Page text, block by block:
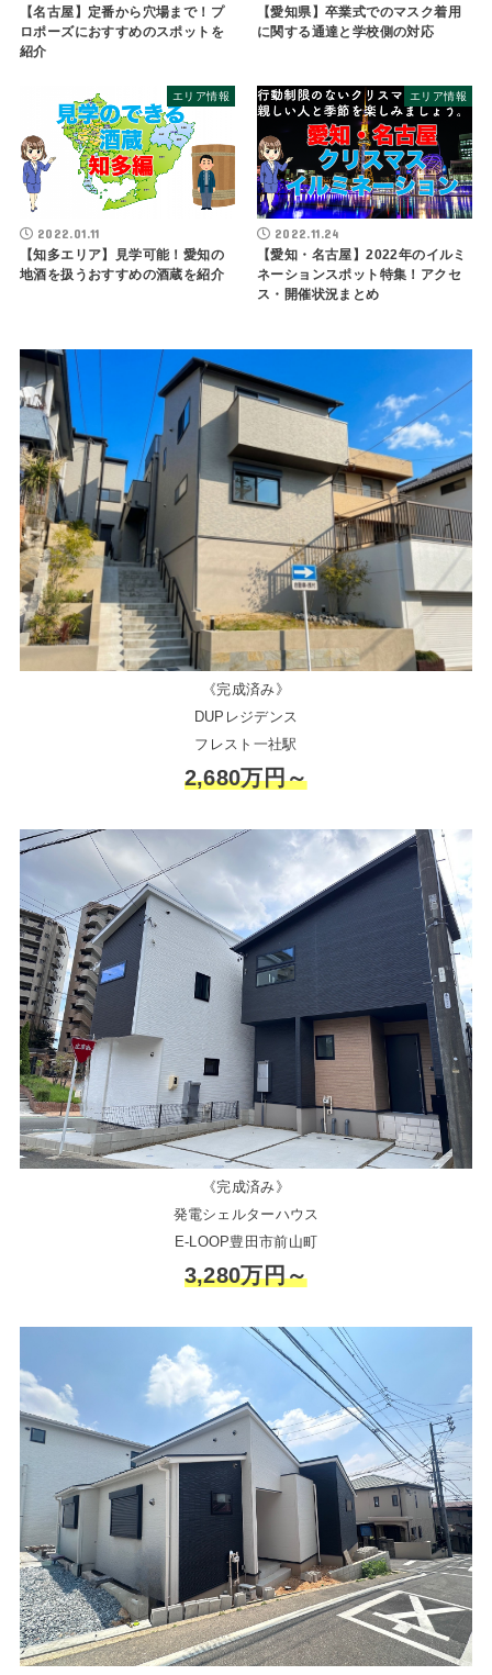
【名古屋】定番から穴場まで！プ
ロポーズにおすすめのスポットを
紹介
【愛知県】卒業式でのマスク着用
に関する通達と学校側の対応
エリア情報
2022.01.11
【知多エリア】見学可能！愛知の
地酒を扱うおすすめの酒蔵を紹介
エリア情報
2022.11.24
【愛知・名古屋】2022年のイルミ
ネーションスポット特集！アクセ
ス・開催状況まとめ
《完成済み》
DUPレジデンス
フレスト一社駅
2,680万円～
《完成済み》
発電シェルターハウス
E-LOOP豊田市前山町
3,280万円～